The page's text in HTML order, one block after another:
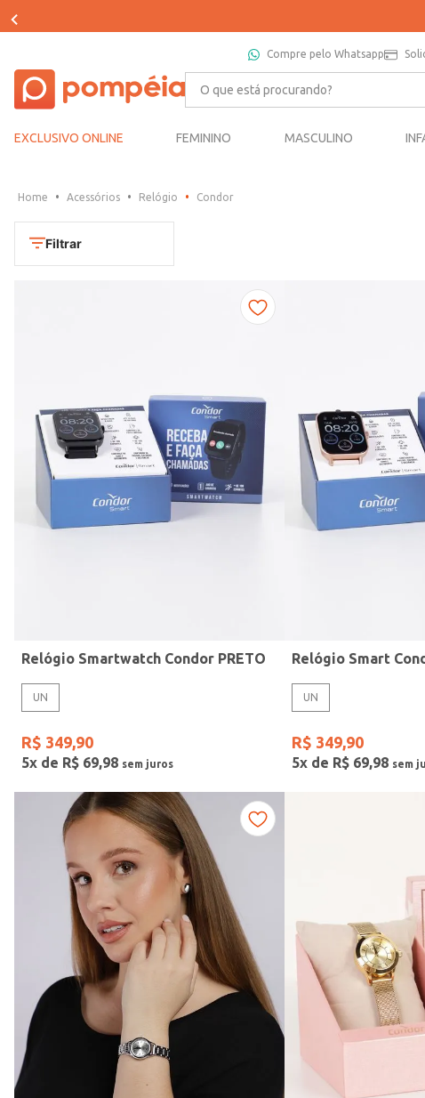
Compre pelo Whatsapp
O que está procurando?
EXCLUSIVO ONLINE FEMININO MASCULINO
Acessórios Relógio Condor
Filtrar
UN
Mormaii
Casio
Gang
Preto
Rose
Vermelho
Estilo
Fitness
Relógio Smartwatch Condor PRETO
UN
R$ 349,90
5x de R$ 69,98
UN
R$ 349,90
5x de R$ 69,98